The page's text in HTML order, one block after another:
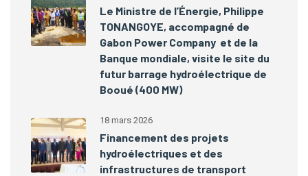
Le Ministre de l’Énergie, Philippe
TONANGOYE, accompagné de
Gabon Power Company et de la
Banque mondiale, visite le site du
futur barrage hydroélectrique de
Booué (400 MW)
18 mars 2026
Financement des projets
hydroélectriques et des
infrastructures de transport